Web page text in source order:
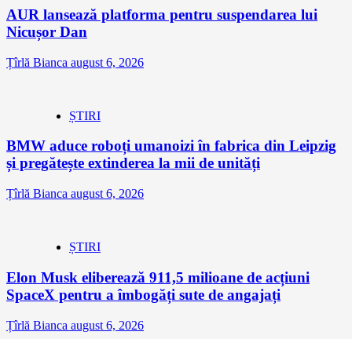
AUR lansează platforma pentru suspendarea lui
Nicușor Dan
Țîrlă Bianca august 6, 2026
ȘTIRI
BMW aduce roboți umanoizi în fabrica din Leipzig
și pregătește extinderea la mii de unități
Țîrlă Bianca august 6, 2026
ȘTIRI
Elon Musk eliberează 911,5 milioane de acțiuni
SpaceX pentru a îmbogăți sute de angajați
Țîrlă Bianca august 6, 2026